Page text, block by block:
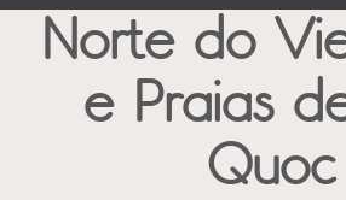
Norte do
e Praias
Quoc